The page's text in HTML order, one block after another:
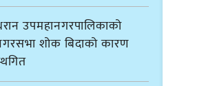
उपमहानगरपालिकाको
शोक बिदाको कारण